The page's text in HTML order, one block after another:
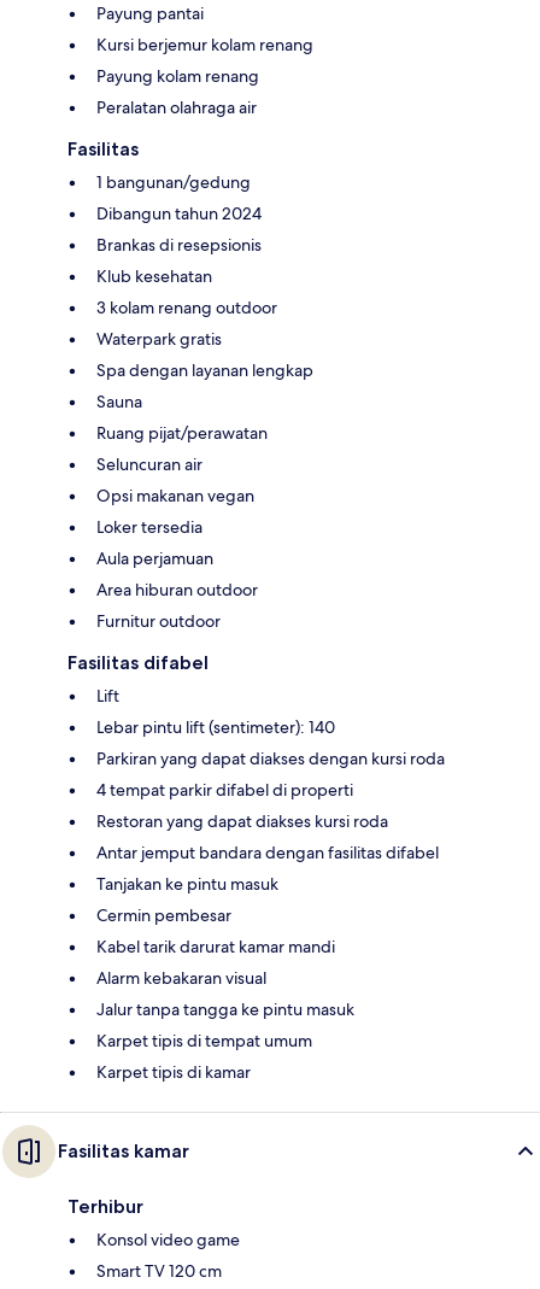
Payung pantai
Kursi berjemur kolam renang
Payung kolam renang
Peralatan olahraga air
Fasilitas
1 bangunan/gedung
Dibangun tahun 2024
Brankas di resepsionis
Klub kesehatan
3 kolam renang outdoor
Waterpark gratis
Spa dengan layanan lengkap
Sauna
Ruang pijat/perawatan
Seluncuran air
Opsi makanan vegan
Loker tersedia
Aula perjamuan
Area hiburan outdoor
Furnitur outdoor
Fasilitas difabel
Lift
Lebar pintu lift (sentimeter): 140
Parkiran yang dapat diakses dengan kursi roda
4 tempat parkir difabel di properti
Restoran yang dapat diakses kursi roda
Antar jemput bandara dengan fasilitas difabel
Tanjakan ke pintu masuk
Cermin pembesar
Kabel tarik darurat kamar mandi
Alarm kebakaran visual
Jalur tanpa tangga ke pintu masuk
Karpet tipis di tempat umum
Karpet tipis di kamar
Fasilitas kamar
Terhibur
Konsol video game
Smart TV 120 cm